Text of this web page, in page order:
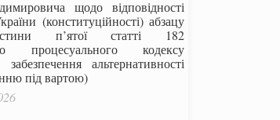
щодо відповідності
(конституційності) абзацу
п’ятої статті 182
процесуального кодексу
альтернативності
під вартою)